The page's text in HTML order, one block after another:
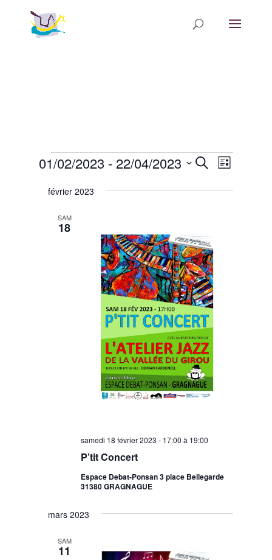
Évènements Recherche
navigation
Évènements
Recherche
de
vues
Liste
01/02/2023 - 22/04/2023
une
février 2023
SAM
18
P’tit Concert
samedi 18 février 2023 - 17:00 à 19:00
Espace Debat-Ponsan 3 place Bellegarde
31380 GRAGNAGUE
mars 2023
SAM
11